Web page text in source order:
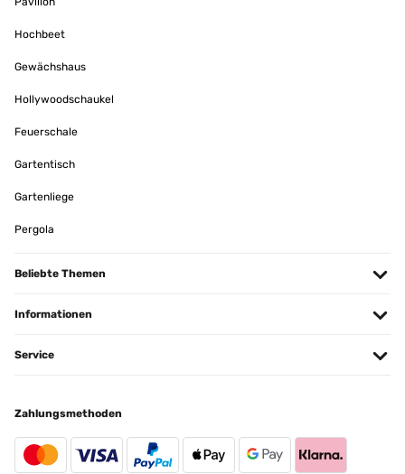
profite bien de mon jardin.
Amazon Benutzer – Bewertung durch Chal-Tec GmbH nicht eigenständig
Übersetzen
Hochbeet
Gewächshaus
Hollywoodschaukel
Feuerschale
Gartentisch
Gartenliege
Pergola
Beliebte Themen
Informationen
Service
Zahlungsmethoden